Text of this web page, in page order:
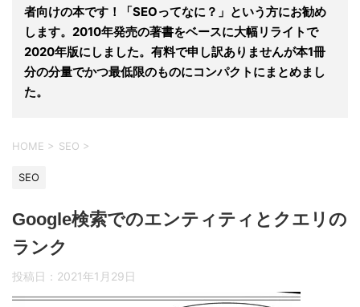
者向けの本です！「SEOってなに？」という方にお勧め
します。2010年発売の著書をベースに大幅リライトで
2020年版にしました。有料で申し訳ありませんが本1冊
分の分量でかつ最低限のものにコンパクトにまとめまし
た。
HOME > SEO >
SEO
Google検索でのエンティティとクエリの
ランク
投稿日： 2021年1月29日